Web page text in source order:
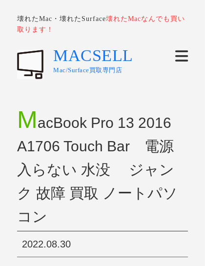
壊れたMac・壊れたSurface壊れたMacなんでも買い
取ります！
MACSELL
Mac/Surface買取専門店
MacBook Pro 13 2016
A1706 Touch Bar 電源
入らない 水没 ジャン
ク 故障 買取 ノートパソ
コン
2022.08.30